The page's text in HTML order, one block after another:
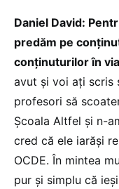
Daniel David:
predăm pe
conținuturilor în
avut și voi ați scris
profesori să
Școala Altfel și n-
cred că ele iarăși
OCDE. În mintea
pur și simplu că